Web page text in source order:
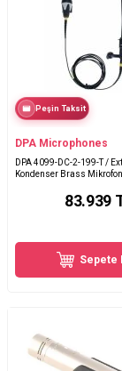
Peşin Taksit
DPA Microphones
DPA 4099-DC-2-199-T /
Kondenser Brass Mikrofon
83.939
Sepete